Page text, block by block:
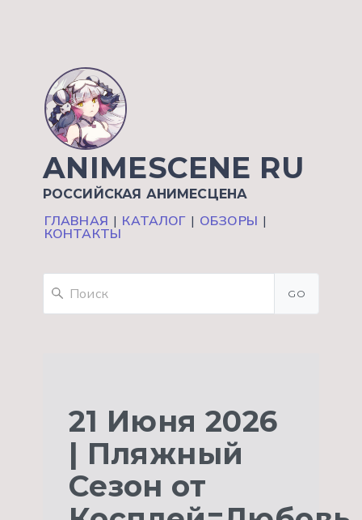
ANIMESCENE RU
РОССИЙСКАЯ АНИМЕСЦЕНА
ГЛАВНАЯ | КАТАЛОГ | ОБЗОРЫ |
КОНТАКТЫ
GO
21 Июня 2026
| Пляжный
Сезон от